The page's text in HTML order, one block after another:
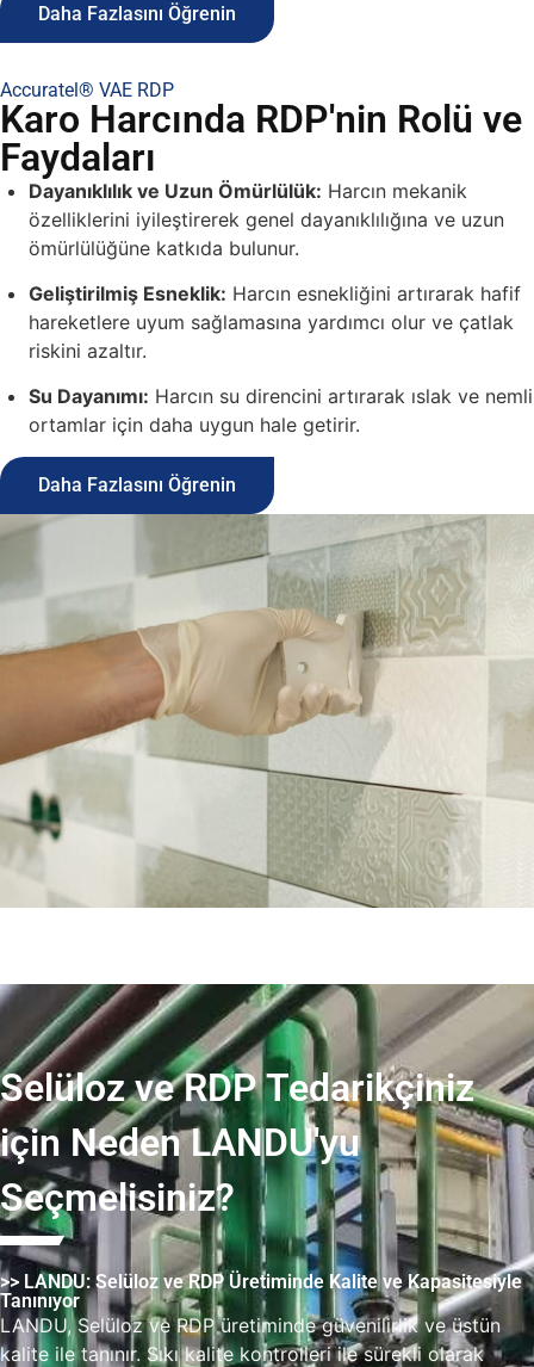
Daha Fazlasını Öğrenin
Accuratel® VAE RDP
Karo Harcında RDP'nin Rolü ve
Faydaları
Dayanıklılık ve Uzun Ömürlülük: Harcın mekanik
özelliklerini iyileştirerek genel dayanıklılığına ve uzun
ömürlülüğüne katkıda bulunur.
Geliştirilmiş Esneklik: Harcın esnekliğini artırarak hafif
hareketlere uyum sağlamasına yardımcı olur ve çatlak
riskini azaltır.
Su Dayanımı: Harcın su direncini artırarak ıslak ve nemli
ortamlar için daha uygun hale getirir.
Daha Fazlasını Öğrenin
Selüloz ve RDP Tedarikçiniz
için Neden LANDU'yu
Seçmelisiniz?
>> LANDU: Selüloz ve RDP Üretiminde Kalite ve Kapasitesiyle
Tanınıyor
LANDU, Selüloz ve RDP üretiminde güvenilirlik ve üstün
kalite ile tanınır. Sıkı kalite kontrolleri ile sürekli olarak